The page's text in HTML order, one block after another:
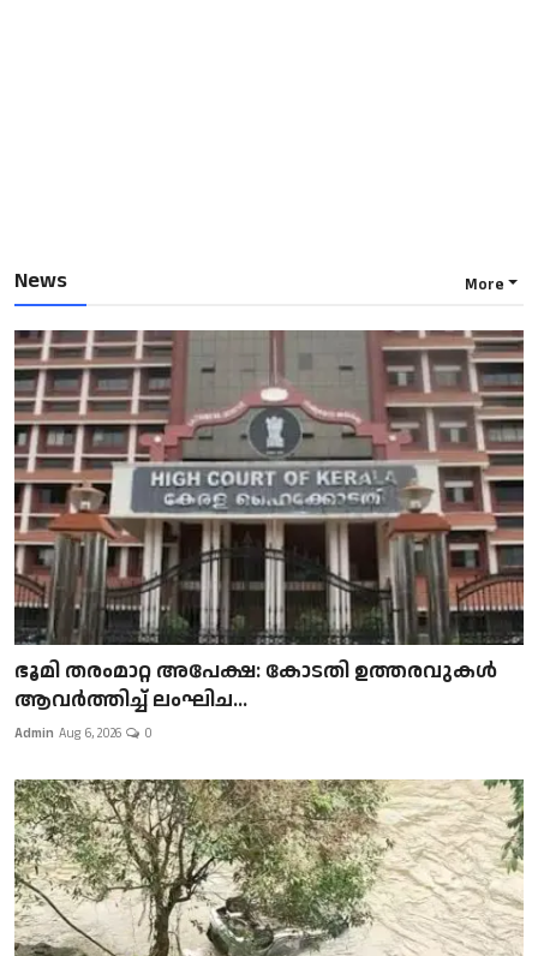
News More
ഭൂമി തരംമാറ്റ അപേക്ഷ: കോടതി ഉത്തരവുകൾ
ആവർത്തിച്ച് ലംഘിച...
Admin Aug 6, 2026 0